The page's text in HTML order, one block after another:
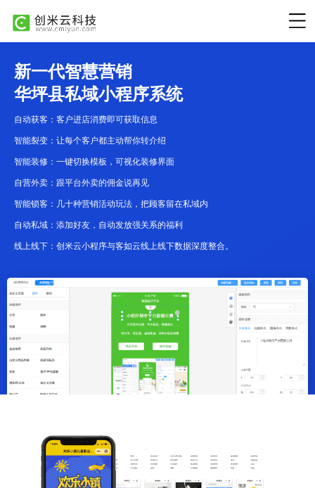
新一代智慧营销
华坪县私域小程序系统
自动获客：客户进店消费即可获取信息
智能裂变：让每个客户都主动帮你转介绍
智能装修：一键切换模板，可视化装修界面
自营外卖：跟平台外卖的佣金说再见
智能锁客：几十种营销活动玩法，把顾客留在私域内
自动私域：添加好友，自动发放强关系的福利
线上线下：创米云小程序与客如云线上线下数据深度整合。